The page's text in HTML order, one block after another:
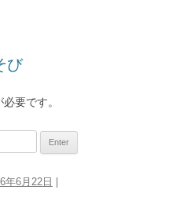
び
要です。
年6月22日 |